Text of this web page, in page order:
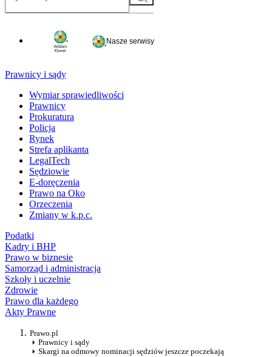
Nasze serwisy
Prawnicy i sądy
Wymiar sprawiedliwości
Prawnicy
Prokuratura
Policja
Rynek
Strefa aplikanta
LegalTech
Sędziowie
E-doręczenia
Prawo na Oko
Orzeczenia
Zmiany w k.p.c.
Podatki
Kadry i BHP
Prawo w biznesie
Samorząd i administracja
Szkoły i uczelnie
Zdrowie
Prawo dla każdego
Akty Prawne
Prawo.pl
Prawnicy i sądy
Skargi na odmowy nominacji sędziów jeszcze poczekają